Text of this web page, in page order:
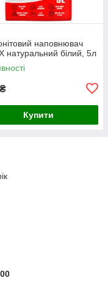
наповнювач
натуральний білий, 5л
₴
Купити